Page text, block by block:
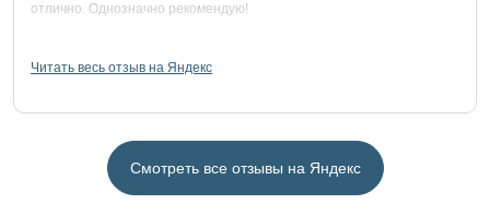
отлично. Однозначно рекомендую!
Читать весь отзыв на Яндекс
Смотреть все отзывы на Яндекс